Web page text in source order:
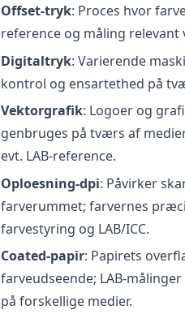
Offset-tryk: Proces hvor
reference og måling
Digitaltryk: Varierende
kontrol og ensartethed på
Vektorgrafik: Logoer og
genbruges på tværs af
evt. LAB-reference.
Oploesning-dpi: Påvirker
farverummet; farvernes
farvestyring og LAB/ICC.
Coated-papir: Papirets
farveudseende; LAB-
på forskellige medier.